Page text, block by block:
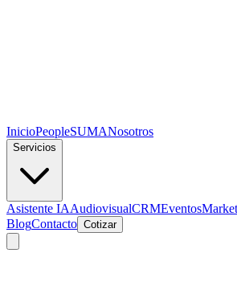
InicioPeopleSUMANosotros
Servicios
Asistente IAAudiovisualCRMEventos
BlogContacto Cotizar